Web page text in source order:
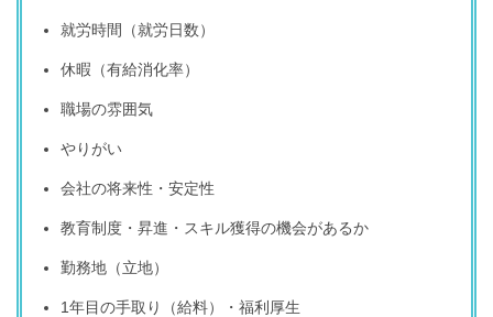
就労時間（就労日数）
休暇（有給消化率）
職場の雰囲気
やりがい
会社の将来性・安定性
教育制度・昇進・スキル獲得の機会があるか
勤務地（立地）
1年目の手取り（給料）・福利厚生